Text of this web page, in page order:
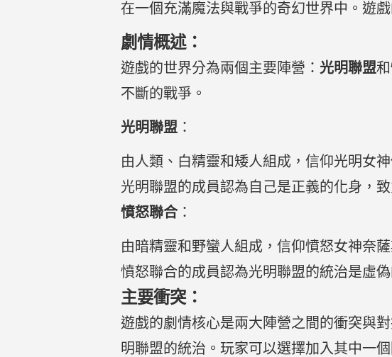
在一個充滿魔法與戰爭的奇幻世界中。遊
劇情概述：
遊戲的世界分為兩個主要陣營： 光明聯盟和
不斷的戰爭。
光明聯盟 ：
由人類、白精靈和矮人組成，信仰光明女
光明聯盟的成員認為自己是正義的化身，
憤怒聯合 ：
由暗精靈和野蠻人組成，信仰憤怒女神奈
憤怒聯合的成員認為光明聯盟的統治是虛
主要衝突：
遊戲的劇情核心是兩大陣營之間的衝突與
明聯盟的統治。玩家可以選擇加入其中一